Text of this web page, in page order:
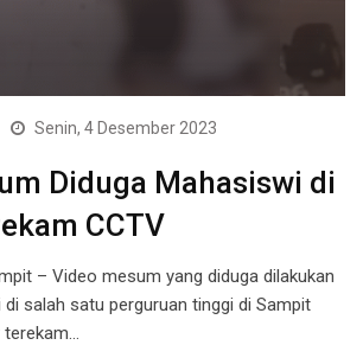
Senin, 4 Desember 2023
Diduga Mahasiswi di
CCTV
– Video mesum yang diduga dilakukan
salah satu perguruan tinggi di Sampit
terekam…